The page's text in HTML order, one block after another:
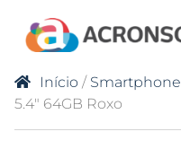
Início / Smartphone
5.4″ 64GB Roxo